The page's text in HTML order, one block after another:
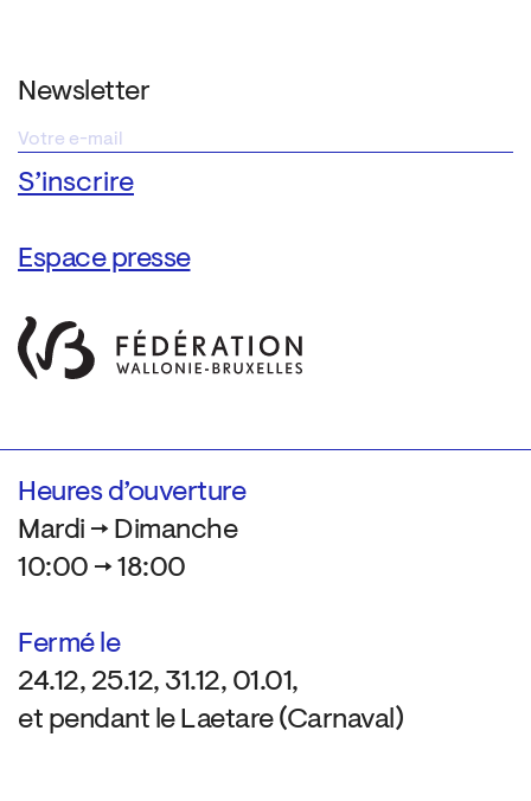
Newsletter
Espace presse
Heures d’ouverture
Mardi → Dimanche
10:00 → 18:00
Fermé le
24.12, 25.12, 31.12, 01.01,
et pendant le Laetare (Carnaval)